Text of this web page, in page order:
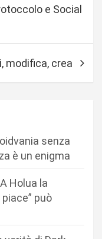
e Social
modifica, crea
senza
è un enigma
Holua la
può